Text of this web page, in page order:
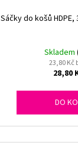
Sáčky do košů
Skladem
23,80 Kč
28,80
DO